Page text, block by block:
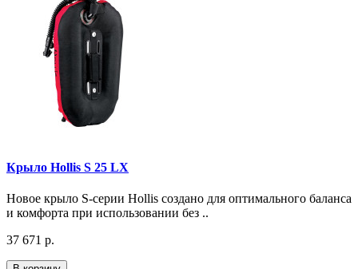
Крыло Hollis S 25 LX
Новое крыло S-серии Hollis создано для оптимального баланса
и комфорта при использовании без ..
37 671 р.